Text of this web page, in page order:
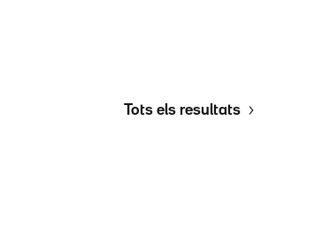
Tots els resultats